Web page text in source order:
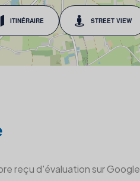
ITINÉRAIRE STREET VIEW
reçu d'évaluation sur